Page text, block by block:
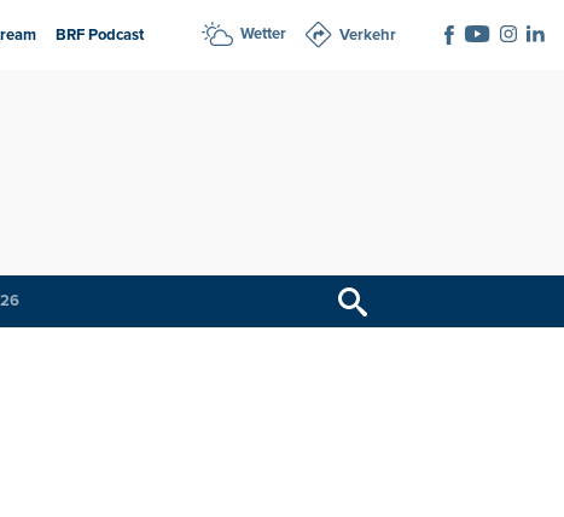
BRF Podcast Wetter Verkehr